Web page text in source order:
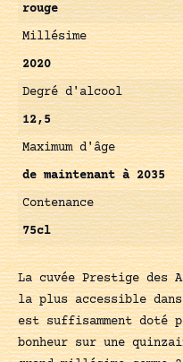
rouge
Millésime
2020
Degré d'alcool
12,5
Maximum d'âge
de maintenant à 2035
Contenance
75cl
La cuvée Prestige des
la plus accessible
est suffisamment doté
bonheur sur une